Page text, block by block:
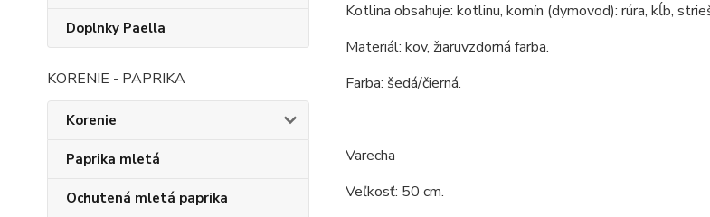
Doplnky Paella
KORENIE - PAPRIKA
Korenie
Paprika mletá
Ochutená mletá paprika
Kotlina obsahuje: kotlinu, komín (dymovod): rúra, kĺb,
Materiál: kov, žiaruvzdorná farba.
Farba: šedá/čierná.
Varecha
Veľkosť: 50 cm.